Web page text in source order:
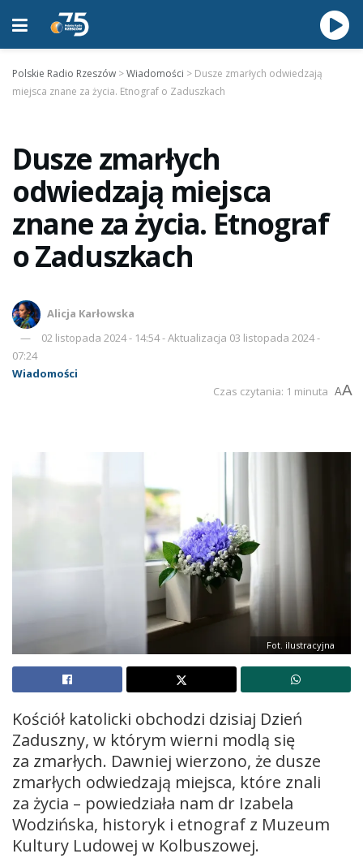
Polskie Radio Rzeszów >Wiadomości > Dusze zmarłych odwiedzają
miejsca znane za życia. Etnograf o Zaduszkach
Dusze zmarłych
odwiedzają miejsca
znane za życia. Etnograf
o Zaduszkach
Alicja Karłowska
02 listopada 2024 - 14:54 - Aktualizacja 03 listopada 2024 -
07:24
Wiadomości
Czas czytania: 1 minuta AA
Fot. ilustracyjna
Kościół katolicki obchodzi dzisiaj Dzień
Zaduszny, w którym wierni modlą się
za zmarłych. Dawniej wierzono, że dusze
zmarłych odwiedzają miejsca, które znali
za życia – powiedziała nam dr Izabela
Wodzińska, historyk i etnograf z Muzeum
Kultury Ludowej w Kolbuszowej.